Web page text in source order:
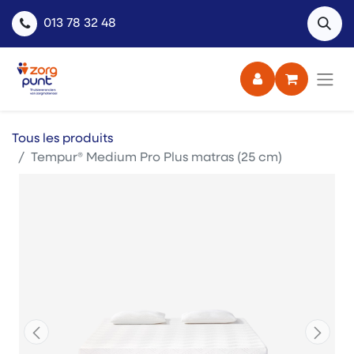
013 78 32 48
Tous les produits
Tempur® Medium Pro Plus matras (25 cm)